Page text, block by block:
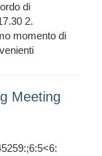
di
2.
momento di
Meeting